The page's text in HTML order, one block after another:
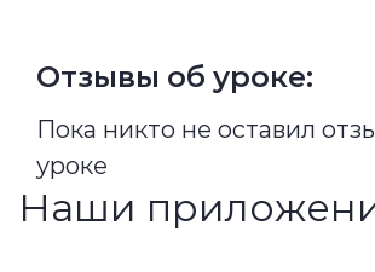
Отзывы об уроке:
Пока никто не оставил
уроке
Наши